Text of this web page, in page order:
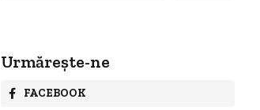
Urmărește-ne
FACEBOOK